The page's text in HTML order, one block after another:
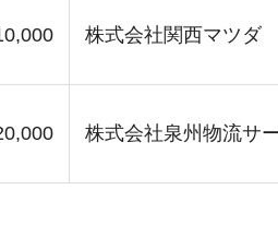
株式会社関西マツダ
株式会社泉州物流サ